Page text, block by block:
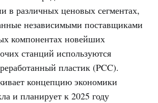
в различных ценовых сегментах,
независимыми поставщиками
компонентах новейших
станций используются
пластик (PCC).
концепцию экономики
и планирует к 2025 году